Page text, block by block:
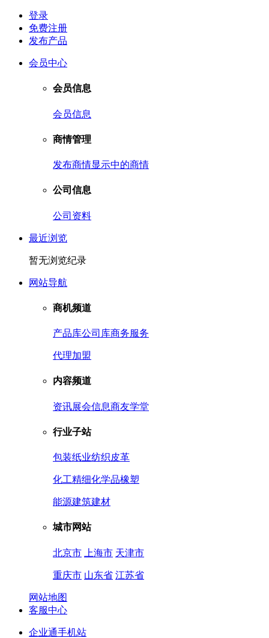
登录
免费注册
发布产品
会员中心
会员信息
会员信息
商情管理
发布商情显示中的商情
公司信息
公司资料
最近浏览
暂无浏览纪录
网站导航
商机频道
产品库公司库商务服务
代理加盟
内容频道
资讯展会信息商友学堂
行业子站
包装纸业纺织皮革
化工精细化学品橡塑
能源建筑建材
城市网站
北京市 上海市 天津市
重庆市 山东省 江苏省
网站地图
客服中心
企业通手机站